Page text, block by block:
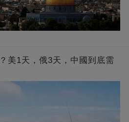
美1天，俄3天，中國到底需